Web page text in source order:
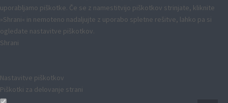
uporabljamo piškotke. Če se z namestitvijo piškotkov strinjate, kliknite
»Shrani« in nemoteno nadaljujte z uporabo spletne rešitve, lahko pa si
ogledate nastavitve piškotkov.
Shrani
Nastavitve piškotkov
Piškotki za delovanje strani